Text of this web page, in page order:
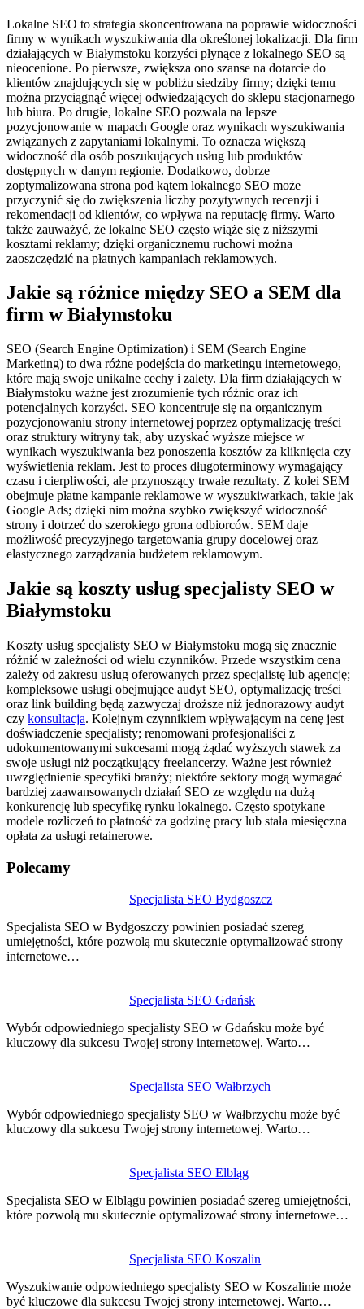
Lokalne SEO to strategia skoncentrowana na poprawie widoczności
firmy w wynikach wyszukiwania dla określonej lokalizacji. Dla firm
działających w Białymstoku korzyści płynące z lokalnego SEO są
nieocenione. Po pierwsze, zwiększa ono szanse na dotarcie do
klientów znajdujących się w pobliżu siedziby firmy; dzięki temu
można przyciągnąć więcej odwiedzających do sklepu stacjonarnego
lub biura. Po drugie, lokalne SEO pozwala na lepsze
pozycjonowanie w mapach Google oraz wynikach wyszukiwania
związanych z zapytaniami lokalnymi. To oznacza większą
widoczność dla osób poszukujących usług lub produktów
dostępnych w danym regionie. Dodatkowo, dobrze
zoptymalizowana strona pod kątem lokalnego SEO może
przyczynić się do zwiększenia liczby pozytywnych recenzji i
rekomendacji od klientów, co wpływa na reputację firmy. Warto
także zauważyć, że lokalne SEO często wiąże się z niższymi
kosztami reklamy; dzięki organicznemu ruchowi można
zaoszczędzić na płatnych kampaniach reklamowych.
Jakie są różnice między SEO a SEM dla
firm w Białymstoku
SEO (Search Engine Optimization) i SEM (Search Engine
Marketing) to dwa różne podejścia do marketingu internetowego,
które mają swoje unikalne cechy i zalety. Dla firm działających w
Białymstoku ważne jest zrozumienie tych różnic oraz ich
potencjalnych korzyści. SEO koncentruje się na organicznym
pozycjonowaniu strony internetowej poprzez optymalizację treści
oraz struktury witryny tak, aby uzyskać wyższe miejsce w
wynikach wyszukiwania bez ponoszenia kosztów za kliknięcia czy
wyświetlenia reklam. Jest to proces długoterminowy wymagający
czasu i cierpliwości, ale przynoszący trwałe rezultaty. Z kolei SEM
obejmuje płatne kampanie reklamowe w wyszukiwarkach, takie jak
Google Ads; dzięki nim można szybko zwiększyć widoczność
strony i dotrzeć do szerokiego grona odbiorców. SEM daje
możliwość precyzyjnego targetowania grupy docelowej oraz
elastycznego zarządzania budżetem reklamowym.
Jakie są koszty usług specjalisty SEO w
Białymstoku
Koszty usług specjalisty SEO w Białymstoku mogą się znacznie
różnić w zależności od wielu czynników. Przede wszystkim cena
zależy od zakresu usług oferowanych przez specjalistę lub agencję;
kompleksowe usługi obejmujące audyt SEO, optymalizację treści
oraz link building będą zazwyczaj droższe niż jednorazowy audyt
czy konsultacja. Kolejnym czynnikiem wpływającym na cenę jest
doświadczenie specjalisty; renomowani profesjonaliści z
udokumentowanymi sukcesami mogą żądać wyższych stawek za
swoje usługi niż początkujący freelancerzy. Ważne jest również
uwzględnienie specyfiki branży; niektóre sektory mogą wymagać
bardziej zaawansowanych działań SEO ze względu na dużą
konkurencję lub specyfikę rynku lokalnego. Często spotykane
modele rozliczeń to płatność za godzinę pracy lub stała miesięczna
opłata za usługi retainerowe.
Polecamy
Specjalista SEO Bydgoszcz
Specjalista SEO w Bydgoszczy powinien posiadać szereg
umiejętności, które pozwolą mu skutecznie optymalizować strony
internetowe…
Specjalista SEO Gdańsk
Wybór odpowiedniego specjalisty SEO w Gdańsku może być
kluczowy dla sukcesu Twojej strony internetowej. Warto…
Specjalista SEO Wałbrzych
Wybór odpowiedniego specjalisty SEO w Wałbrzychu może być
kluczowy dla sukcesu Twojej strony internetowej. Warto…
Specjalista SEO Elbląg
Specjalista SEO w Elblągu powinien posiadać szereg umiejętności,
które pozwolą mu skutecznie optymalizować strony internetowe…
Specjalista SEO Koszalin
Wyszukiwanie odpowiedniego specjalisty SEO w Koszalinie może
być kluczowe dla sukcesu Twojej strony internetowej. Warto…
wpisu